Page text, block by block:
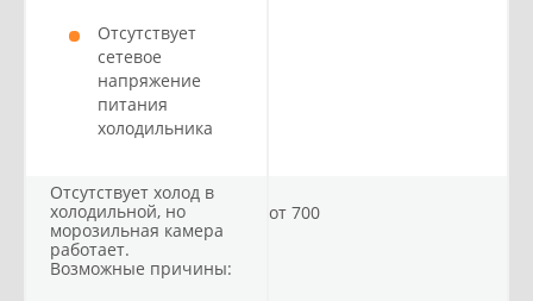
Отсутствует
сетевое
напряжение
питания
холодильника
Отсутствует холод в
холодильной, но
морозильная камера
работает.
Возможные причины:
от 700